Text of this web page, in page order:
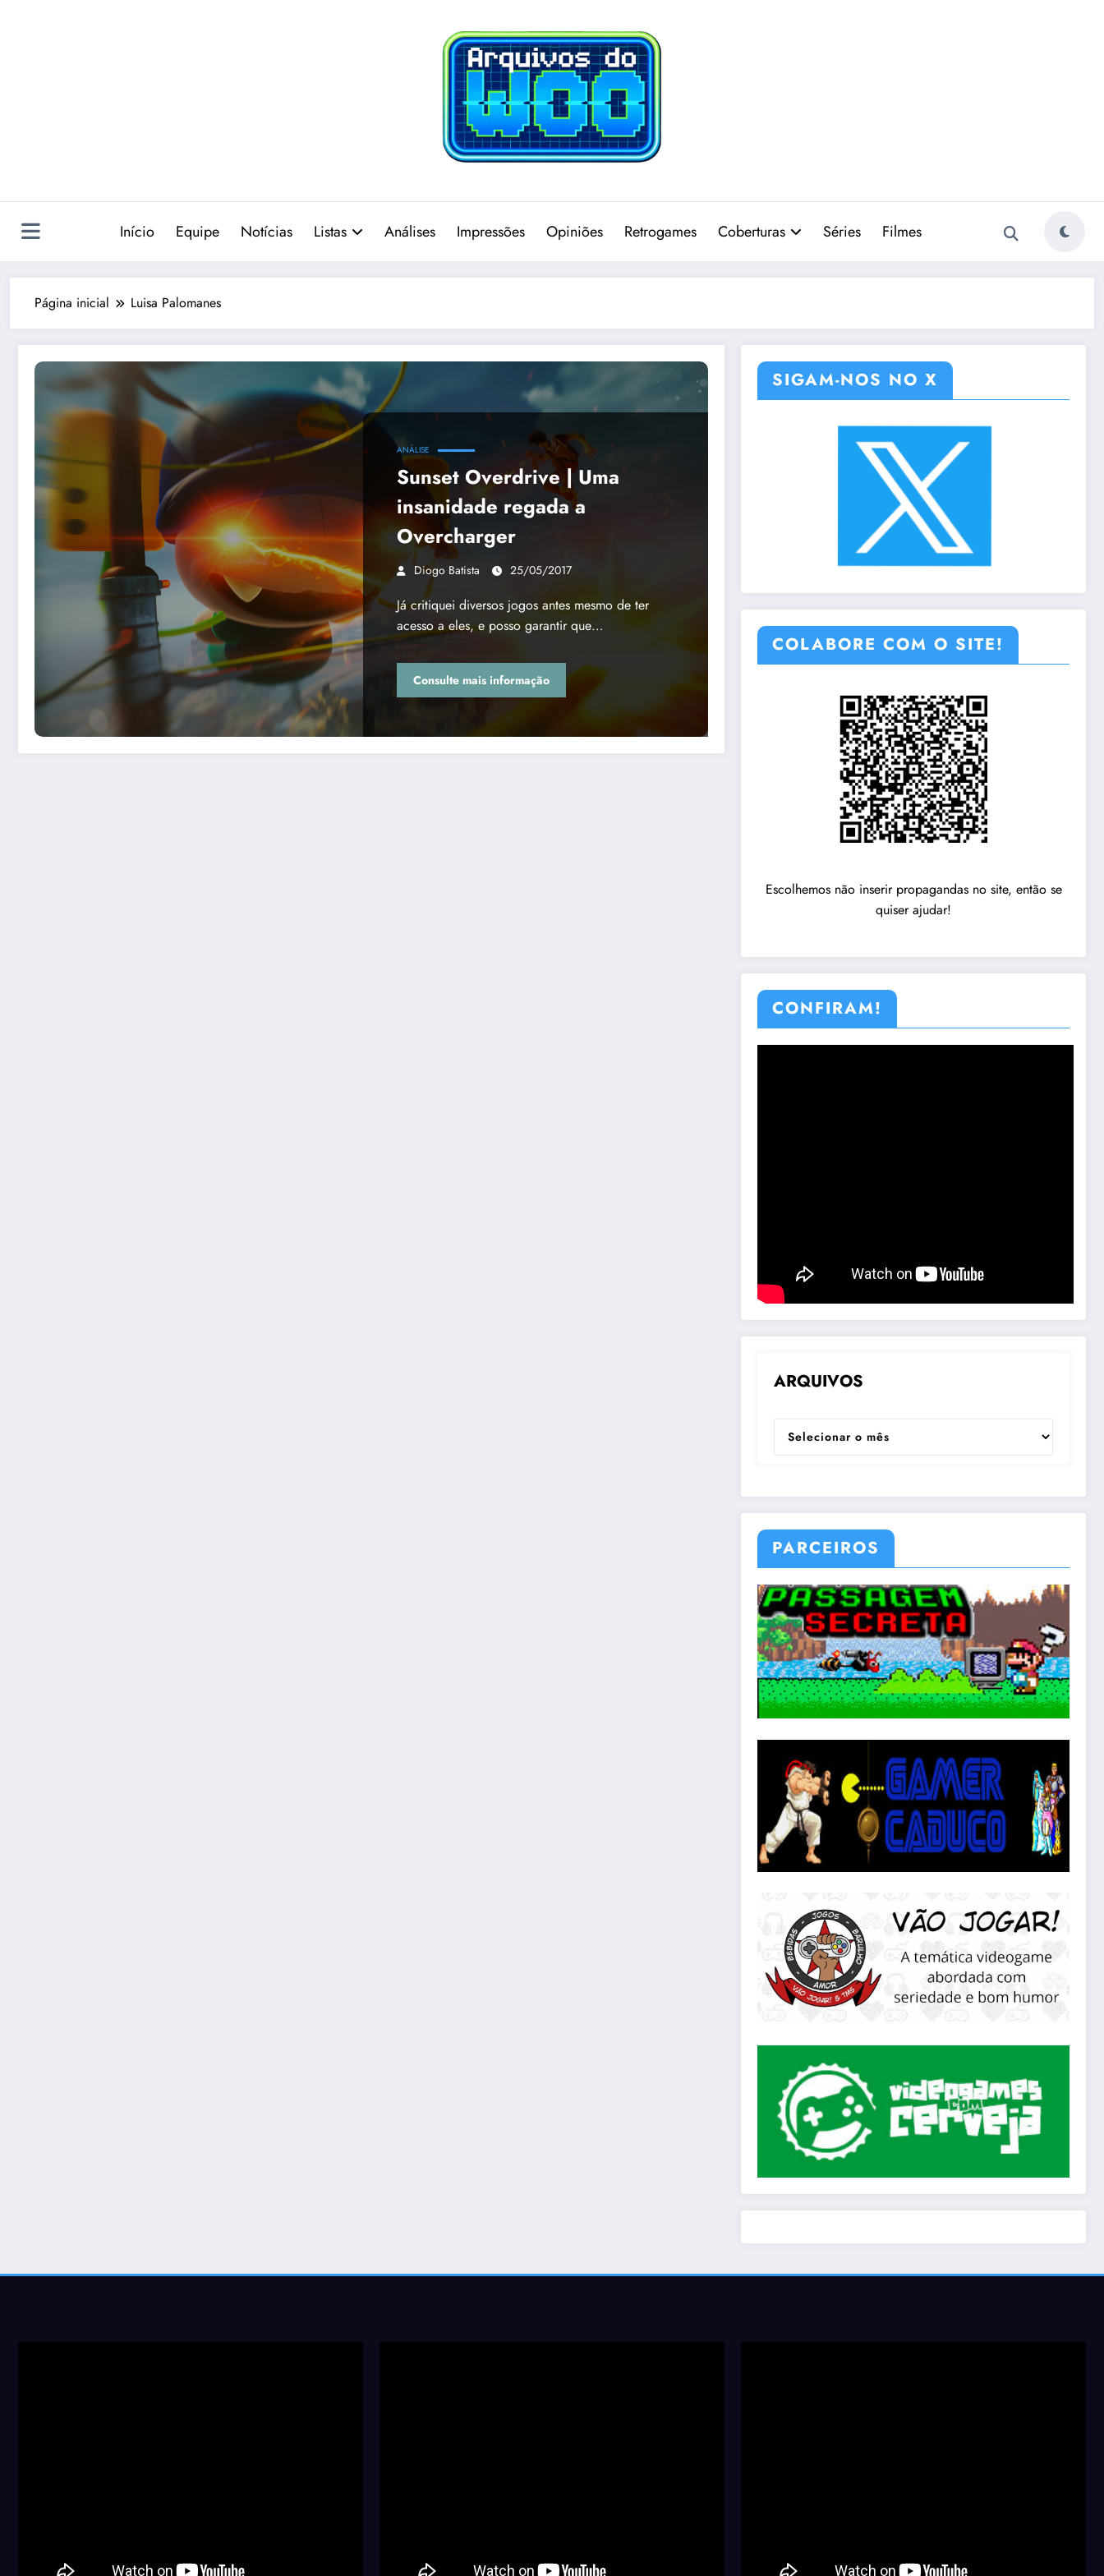
Início Equipe Notícias Listas Análises Impressões Opiniões Retrogames Coberturas Séries Filmes
Página inicial Luisa Palomanes
ANÁLISE
Sunset Overdrive | Uma
insanidade regada a
Overcharger
Diogo Batista 25/05/2017
Já critiquei diversos jogos antes mesmo de ter
acesso a eles, e posso garantir que…
Consulte mais informação
SIGAM-NOS NO X
COLABORE COM O SITE!
Escolhemos não inserir propagandas no site, então se
quiser ajudar!
CONFIRAM!
ARQUIVOS
ARQUIVOS
PARCEIROS